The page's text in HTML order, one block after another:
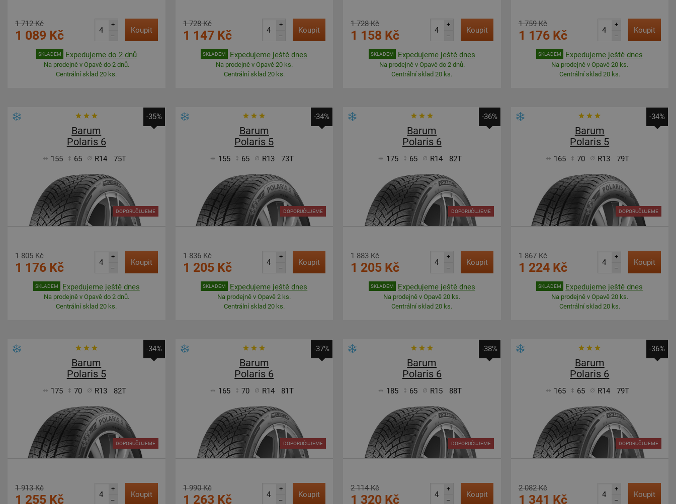
1 712 Kč
1 089 Kč
+
–
Koupit
SKLADEM Expedujeme do 2 dnů
Na prodejně v Opavě do 2 dnů.
Centrální sklad 20 ks.
1 728 Kč
1 147 Kč
+
–
Koupit
SKLADEM Expedujeme ještě dnes
Na prodejně v Opavě 20 ks.
Centrální sklad 20 ks.
1 728 Kč
1 158 Kč
+
–
Koupit
SKLADEM Expedujeme ještě dnes
Na prodejně v Opavě do 2 dnů.
Centrální sklad 20 ks.
1 759 Kč
1 176 Kč
+
–
Koupit
SKLADEM Expedujeme ještě dnes
Na prodejně v Opavě 20 ks.
Centrální sklad 20 ks.
-35%
Barum
Polaris 6
155 65 R14 75T
DOPORUČUJEME
1 805 Kč
1 176 Kč
+
–
Koupit
SKLADEM Expedujeme ještě dnes
Na prodejně v Opavě do 2 dnů.
Centrální sklad 20 ks.
-34%
Barum
Polaris 5
155 65 R13 73T
DOPORUČUJEME
1 836 Kč
1 205 Kč
+
–
Koupit
SKLADEM Expedujeme ještě dnes
Na prodejně v Opavě 2 ks.
Centrální sklad 20 ks.
-36%
Barum
Polaris 6
175 65 R14 82T
DOPORUČUJEME
1 883 Kč
1 205 Kč
+
–
Koupit
SKLADEM Expedujeme ještě dnes
Na prodejně v Opavě 20 ks.
Centrální sklad 20 ks.
-34%
Barum
Polaris 5
165 70 R13 79T
DOPORUČUJEME
1 867 Kč
1 224 Kč
+
–
Koupit
SKLADEM Expedujeme ještě dnes
Na prodejně v Opavě 20 ks.
Centrální sklad 20 ks.
-34%
Barum
Polaris 5
175 70 R13 82T
DOPORUČUJEME
1 913 Kč
1 255 Kč
+
–
Koupit
-37%
Barum
Polaris 6
165 70 R14 81T
DOPORUČUJEME
1 990 Kč
1 263 Kč
+
–
Koupit
-38%
Barum
Polaris 6
185 65 R15 88T
DOPORUČUJEME
2 114 Kč
1 320 Kč
+
–
Koupit
-36%
Barum
Polaris 6
165 65 R14 79T
DOPORUČUJEME
2 082 Kč
1 341 Kč
+
–
Koupit